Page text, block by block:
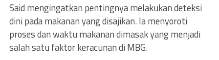
Said mengingatkan pentingnya melakukan deteksi
dini pada makanan yang disajikan. Ia menyoroti
proses dan waktu makanan dimasak yang menjadi
salah satu faktor keracunan di MBG.